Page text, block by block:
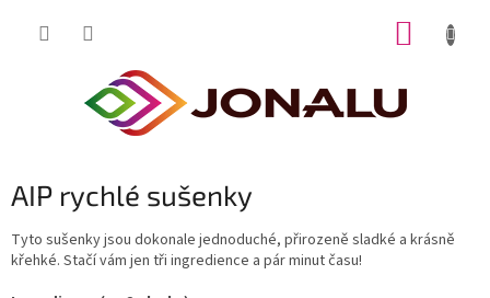
AIP rychlé sušenky
Tyto sušenky jsou dokonale jednoduché, přirozeně sladké a krásně
křehké. Stačí vám jen tři ingredience a pár minut času!